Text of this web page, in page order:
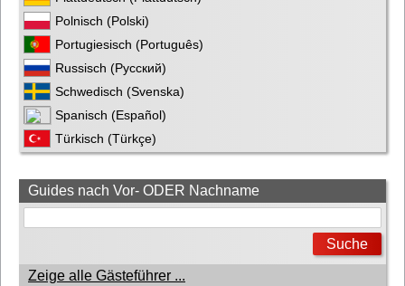
Polnisch (Polski)
Portugiesisch (Português)
Russisch (Русский)
Schwedisch (Svenska)
Spanisch (Español)
Türkisch (Türkçe)
Guides nach Vor- ODER Nachname
Zeige alle Gästeführer ...